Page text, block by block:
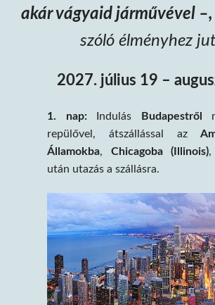
akár vágyaid járművével –,
szóló élményhez
2027. július 19 –
1. nap:Indulás Budapestről
repülővel, átszállással az
Államokba, Chicagoba (Illinois),
után utazás a szállásra.